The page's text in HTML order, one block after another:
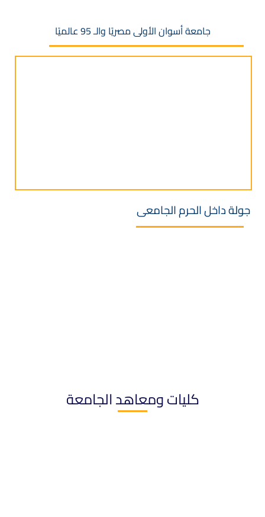
جامعة أسوان الأولى مصريًا والـ 95 عالميًا
جولة داخل الحرم الجامعى
كليات ومعاهد الجامعة